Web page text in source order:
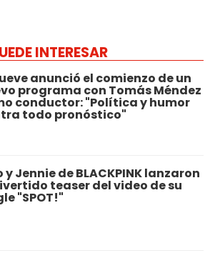
INTERESAR
anunció el comienzo de un
programa con Tomás Méndez
conductor: "Política y humor
todo pronóstico"
y Jennie de BLACKPINK lanzaron
teaser del video de su
"SPOT!"